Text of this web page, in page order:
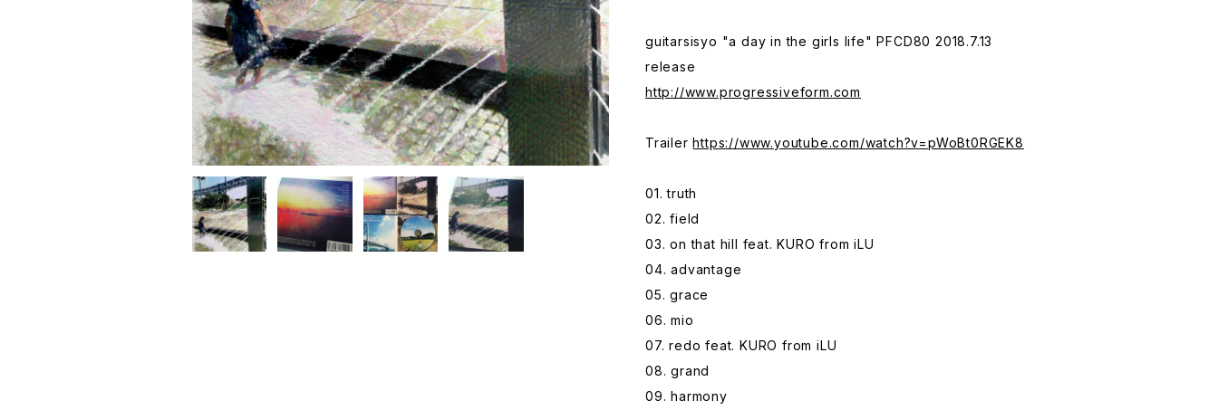
guitarsisyo "a day in the girls life" PFCD80 2018.7.13
release
http://www.progressiveform.com
Trailerhttps://www.youtube.com/watch?v=pWoBt0RGEK8
01. truth
02. field
03. on that hill feat. KURO from iLU
04. advantage
05. grace
06. mio
07. redo feat. KURO from iLU
08. grand
09. harmony